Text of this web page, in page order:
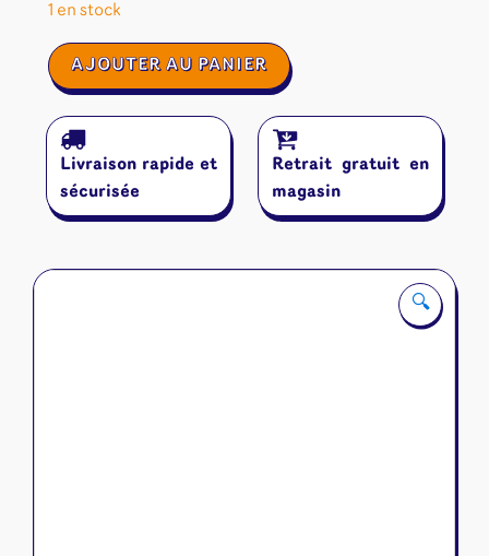
🔍
1 en stock
quantité
de
Aventuriers
du
Rail
Londres
AJOUTER AU PANIER
Livraison rapide et
sécurisée
Retrait gratuit en
magasin